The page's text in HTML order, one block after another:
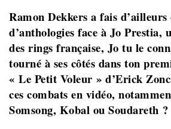
Ramon Dekkers a fais
d’anthologies face à Jo Prestia,
des rings française, Jo tu le
tourné à ses côtés dans ton
« Le Petit Voleur » d’Erick
ces combats en vidéo,
Somsong, Kobal ou Soudareth ?